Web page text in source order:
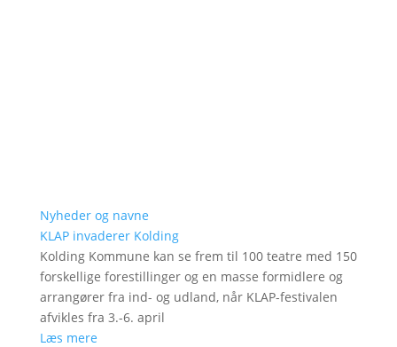
Nyheder og navne
KLAP invaderer Kolding
Kolding Kommune kan se frem til 100 teatre med 150
forskellige forestillinger og en masse formidlere og
arrangører fra ind- og udland, når KLAP-festivalen
afvikles fra 3.-6. april
Læs mere